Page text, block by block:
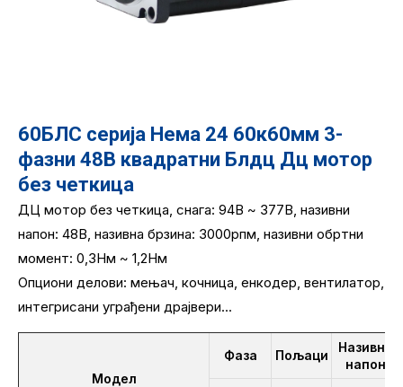
60БЛС серија Нема 24 60к60мм 3-
фазни 48В квадратни Блдц Дц мотор
без четкица
ДЦ мотор без четкица, снага: 94В ~ 377В, називни
напон: 48В, називна брзина: 3000рпм, називни обртни
момент: 0,3Нм ~ 1,2Нм
Опциони делови: мењач, кочница, енкодер, вентилатор,
интегрисани уграђени драјвери...
Модел
Фаза Пољаци
Називни
напон